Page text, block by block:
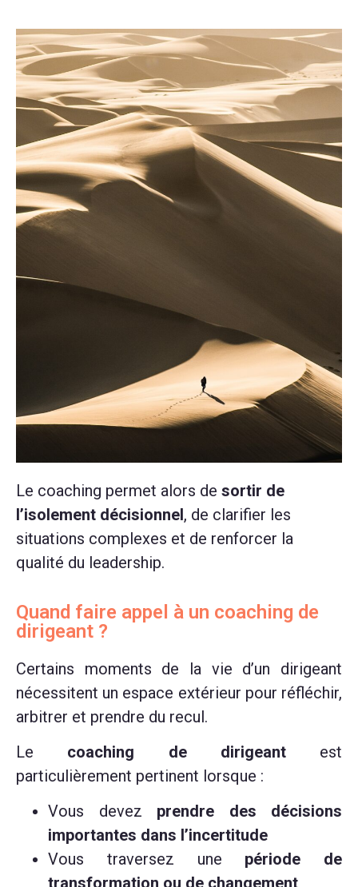
Le coaching permet alors de sortir de
l’isolement décisionnel, de clarifier les
situations complexes et de renforcer la
qualité du leadership.
Quand faire appel à un coaching de
dirigeant ?
Certains moments de la vie d’un dirigeant
nécessitent un espace extérieur pour réfléchir,
arbitrer et prendre du recul.
Le coaching de dirigeantest
particulièrement pertinent lorsque :
Vous devez prendre des décisions
importantes dans l’incertitude
Vous traversez une période de